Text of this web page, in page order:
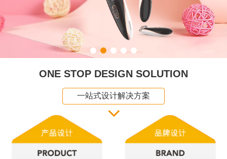
ONE STOP DESIGN SOLUTION
一站式设计解决方案